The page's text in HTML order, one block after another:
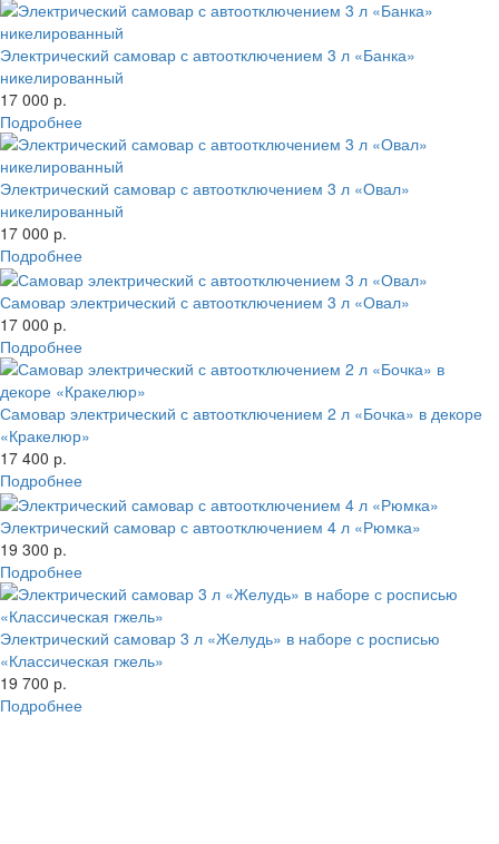
Электрический самовар с автоотключением 3 л «Банка»
никелированный
17 000 р.
Подробнее
Электрический самовар с автоотключением 3 л «Овал»
никелированный
17 000 р.
Подробнее
Самовар электрический с автоотключением 3 л «Овал»
17 000 р.
Подробнее
Самовар электрический с автоотключением 2 л «Бочка» в декоре
«Кракелюр»
17 400 р.
Подробнее
Электрический самовар с автоотключением 4 л «Рюмка»
19 300 р.
Подробнее
Электрический самовар 3 л «Желудь» в наборе с росписью
«Классическая гжель»
19 700 р.
Подробнее